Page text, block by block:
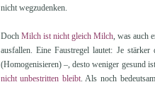
nicht wegzudenken.
Doch Milch ist nicht gleich Milch, was auch
ausfallen. Eine Faustregel lautet: Je
(Homogenisieren) –, desto weniger gesund
nicht unbestritten bleibt. Als noch